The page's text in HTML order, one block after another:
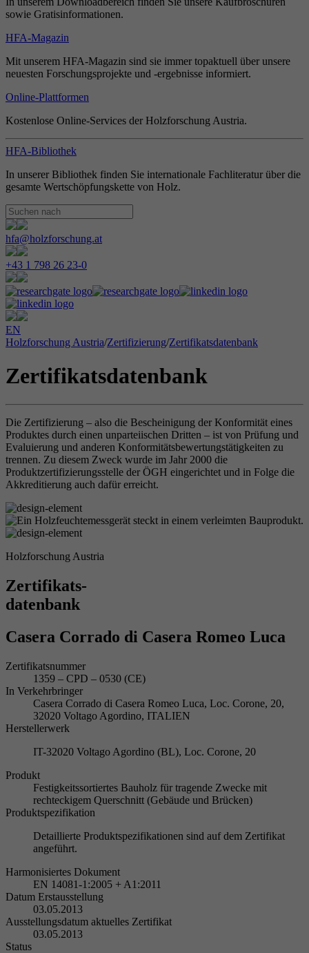
sowie Gratisinformationen.
HFA-Magazin
Mit unserem HFA-Magazin sind sie immer topaktuell über unsere
neuesten Forschungsprojekte und -ergebnisse informiert.
Online-Plattformen
Kostenlose Online-Services der Holzforschung Austria.
HFA-Bibliothek
In unserer Bibliothek finden Sie internationale Fachliteratur über die
gesamte Wertschöpfungskette von Holz.
hfa@holzforschung.at
+43 1 798 26 23-0
EN
Holzforschung Austria/Zertifizierung/Zertifikatsdatenbank
Zertifikatsdatenbank
Die Zertifizierung – also die Bescheinigung der Konformität eines
Produktes durch einen unparteiischen Dritten – ist von Prüfung und
Evaluierung und anderen Konformitätsbewertungstätigkeiten zu
trennen. Zu diesem Zweck wurde im Jahr 2000 die
Produktzertifizierungsstelle der ÖGH eingerichtet und in Folge die
Akkreditierung auch dafür erreicht.
Holzforschung Austria
Zertifikats-
datenbank
Casera Corrado di Casera Romeo Luca
Zertifikatsnummer
1359 – CPD – 0530 (CE)
In Verkehrbringer
Casera Corrado di Casera Romeo Luca, Loc. Corone, 20,
32020 Voltago Agordino, ITALIEN
Herstellerwerk
IT-32020 Voltago Agordino (BL), Loc. Corone, 20
Produkt
Festigkeitssortiertes Bauholz für tragende Zwecke mit
rechteckigem Querschnitt (Gebäude und Brücken)
Produktspezifikation
Detaillierte Produktspezifikationen sind auf dem Zertifikat
angeführt.
Harmonisiertes Dokument
EN 14081-1:2005 + A1:2011
Datum Erstausstellung
03.05.2013
Ausstellungsdatum aktuelles Zertifikat
03.05.2013
Status